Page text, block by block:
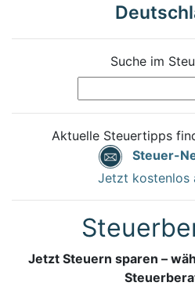
Suche im
Aktuelle Steuertipps
Steuer-
Jetzt kostenlos
Jetzt Steuern sparen –